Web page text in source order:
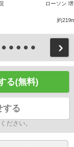
ローソン
約
る(無料)
する
ださい。